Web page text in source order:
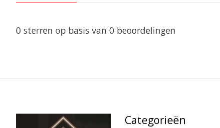
0 sterren op basis van 0 beoordelingen
Categorieën